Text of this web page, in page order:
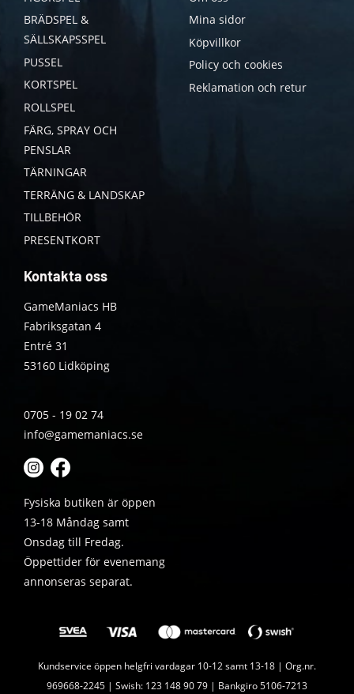
BRÄDSPEL &
SÄLLSKAPSSPEL
PUSSEL
KORTSPEL
ROLLSPEL
FÄRG, SPRAY OCH
PENSLAR
TÄRNINGAR
TERRÄNG & LANDSKAP
TILLBEHÖR
PRESENTKORT
Mina sidor
Köpvillkor
Policy och cookies
Reklamation och retur
Kontakta oss
GameManiacs HB
Fabriksgatan 4
Entré 31
53160 Lidköping
0705 - 19 02 74
info@gamemaniacs.se
Fysiska butiken är öppen
13-18 Måndag samt
Onsdag till Fredag.
Öppettider för evenemang
annonseras separat.
Kundservice öppen helgfri vardagar 10-12 samt 13-18 | Org.nr.
969668-2245 | Swish: 123 148 90 79 | Bankgiro 5106-7213